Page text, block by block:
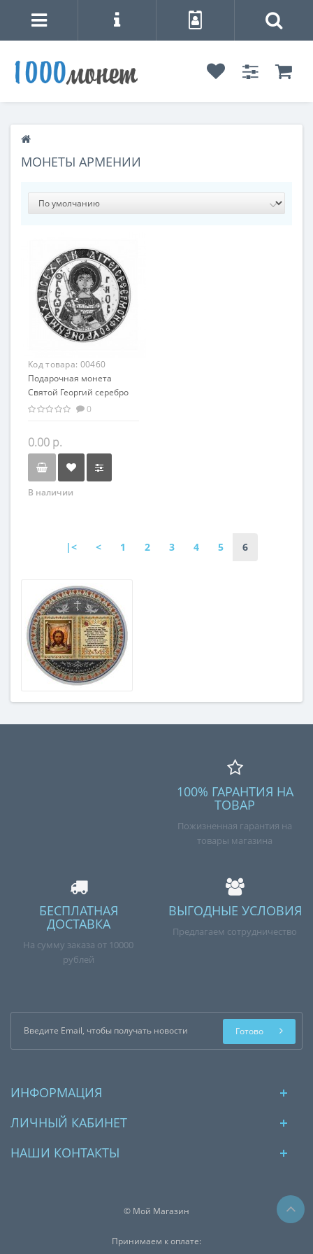
МОНЕТЫ АРМЕНИИ
Код товара: 00460
Подарочная монета
Святой Георгий серебро
50.00 гр - из серии
Христианство
0
0.00 р.
В наличии
|< < 1 2 3 4 5 6
100% ГАРАНТИЯ НА
ТОВАР
Пожизненная гарантия на
товары магазина
БЕСПЛАТНАЯ
ДОСТАВКА
На сумму заказа от 10000
рублей
ВЫГОДНЫЕ УСЛОВИЯ
Предлагаем сотрудничество
Готово
ИНФОРМАЦИЯ
ЛИЧНЫЙ КАБИНЕТ
НАШИ КОНТАКТЫ
© Мой Магазин
Принимаем к оплате: